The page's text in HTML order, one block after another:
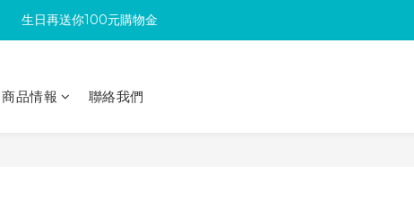
滿300回饋10%購物金
滿300回饋10%購物金
商品情報 聯絡我們